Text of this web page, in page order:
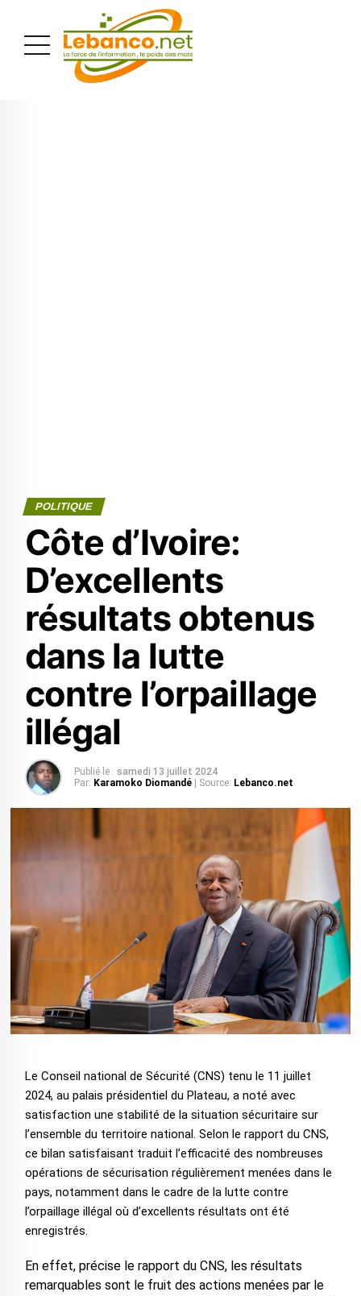
POLITIQUE
Côte d’Ivoire:
D’excellents
résultats obtenus
dans la lutte
contre l’orpaillage
illégal
Publié le : samedi 13 juillet 2024
Par: Karamoko Diomandé | Source: Lebanco.net
Le Conseil national de Sécurité (CNS) tenu le 11 juillet
2024, au palais présidentiel du Plateau, a noté avec
satisfaction une stabilité de la situation sécuritaire sur
l’ensemble du territoire national. Selon le rapport du CNS,
ce bilan satisfaisant traduit l’efficacité des nombreuses
opérations de sécurisation régulièrement menées dans le
pays, notamment dans le cadre de la lutte contre
l’orpaillage illégal où d’excellents résultats ont été
enregistrés.
En effet, précise le rapport du CNS, les résultats
remarquables sont le fruit des actions menées par le